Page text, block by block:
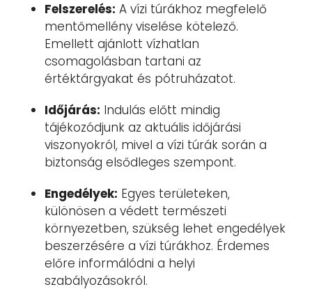
Felszerelés: A vízi túrákhoz megfelelő
mentőmellény viselése kötelező.
Emellett ajánlott vízhatlan
csomagolásban tartani az
értéktárgyakat és pótruházatot.
Időjárás: Indulás előtt mindig
tájékozódjunk az aktuális időjárási
viszonyokról, mivel a vízi túrák során a
biztonság elsődleges szempont.
Engedélyek: Egyes területeken,
különösen a védett természeti
környezetben, szükség lehet engedélyek
beszerzésére a vízi túrákhoz. Érdemes
előre informálódni a helyi
szabályozásokról.